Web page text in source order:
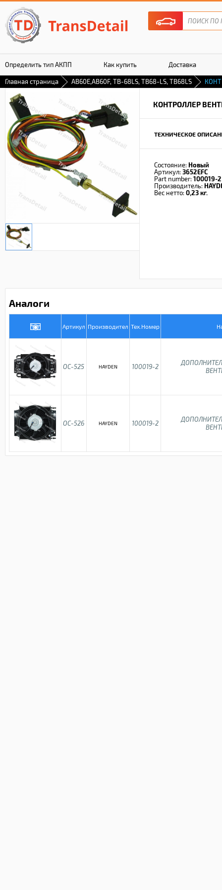
Определить тип АКПП Как купить Доставка
Гарантия
Главная страница AB60E,AB60F, TB-68LS, TB68-LS, TB68LS
КОНТРОЛЛЕР
ТЕХНИЧЕСКОЕ
Состояние: Новый
Артикул: 3652EFC
Part number: 100019-2
Производитель:
Вес нетто: 0,23 кг.
Аналоги
Артикул Производител Тех.Номер
OC-525 HAYDEN 100019-2
OC-526 HAYDEN 100019-2